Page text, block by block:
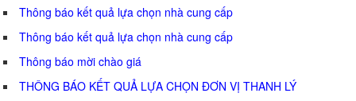
Thông báo kết quả lựa chọn nhà cung cấp
Thông báo kết quả lựa chọn nhà cung cấp
Thông báo mời chào giá
THÔNG BÁO KẾT QUẢ LỰA CHỌN ĐƠN VỊ THANH LÝ